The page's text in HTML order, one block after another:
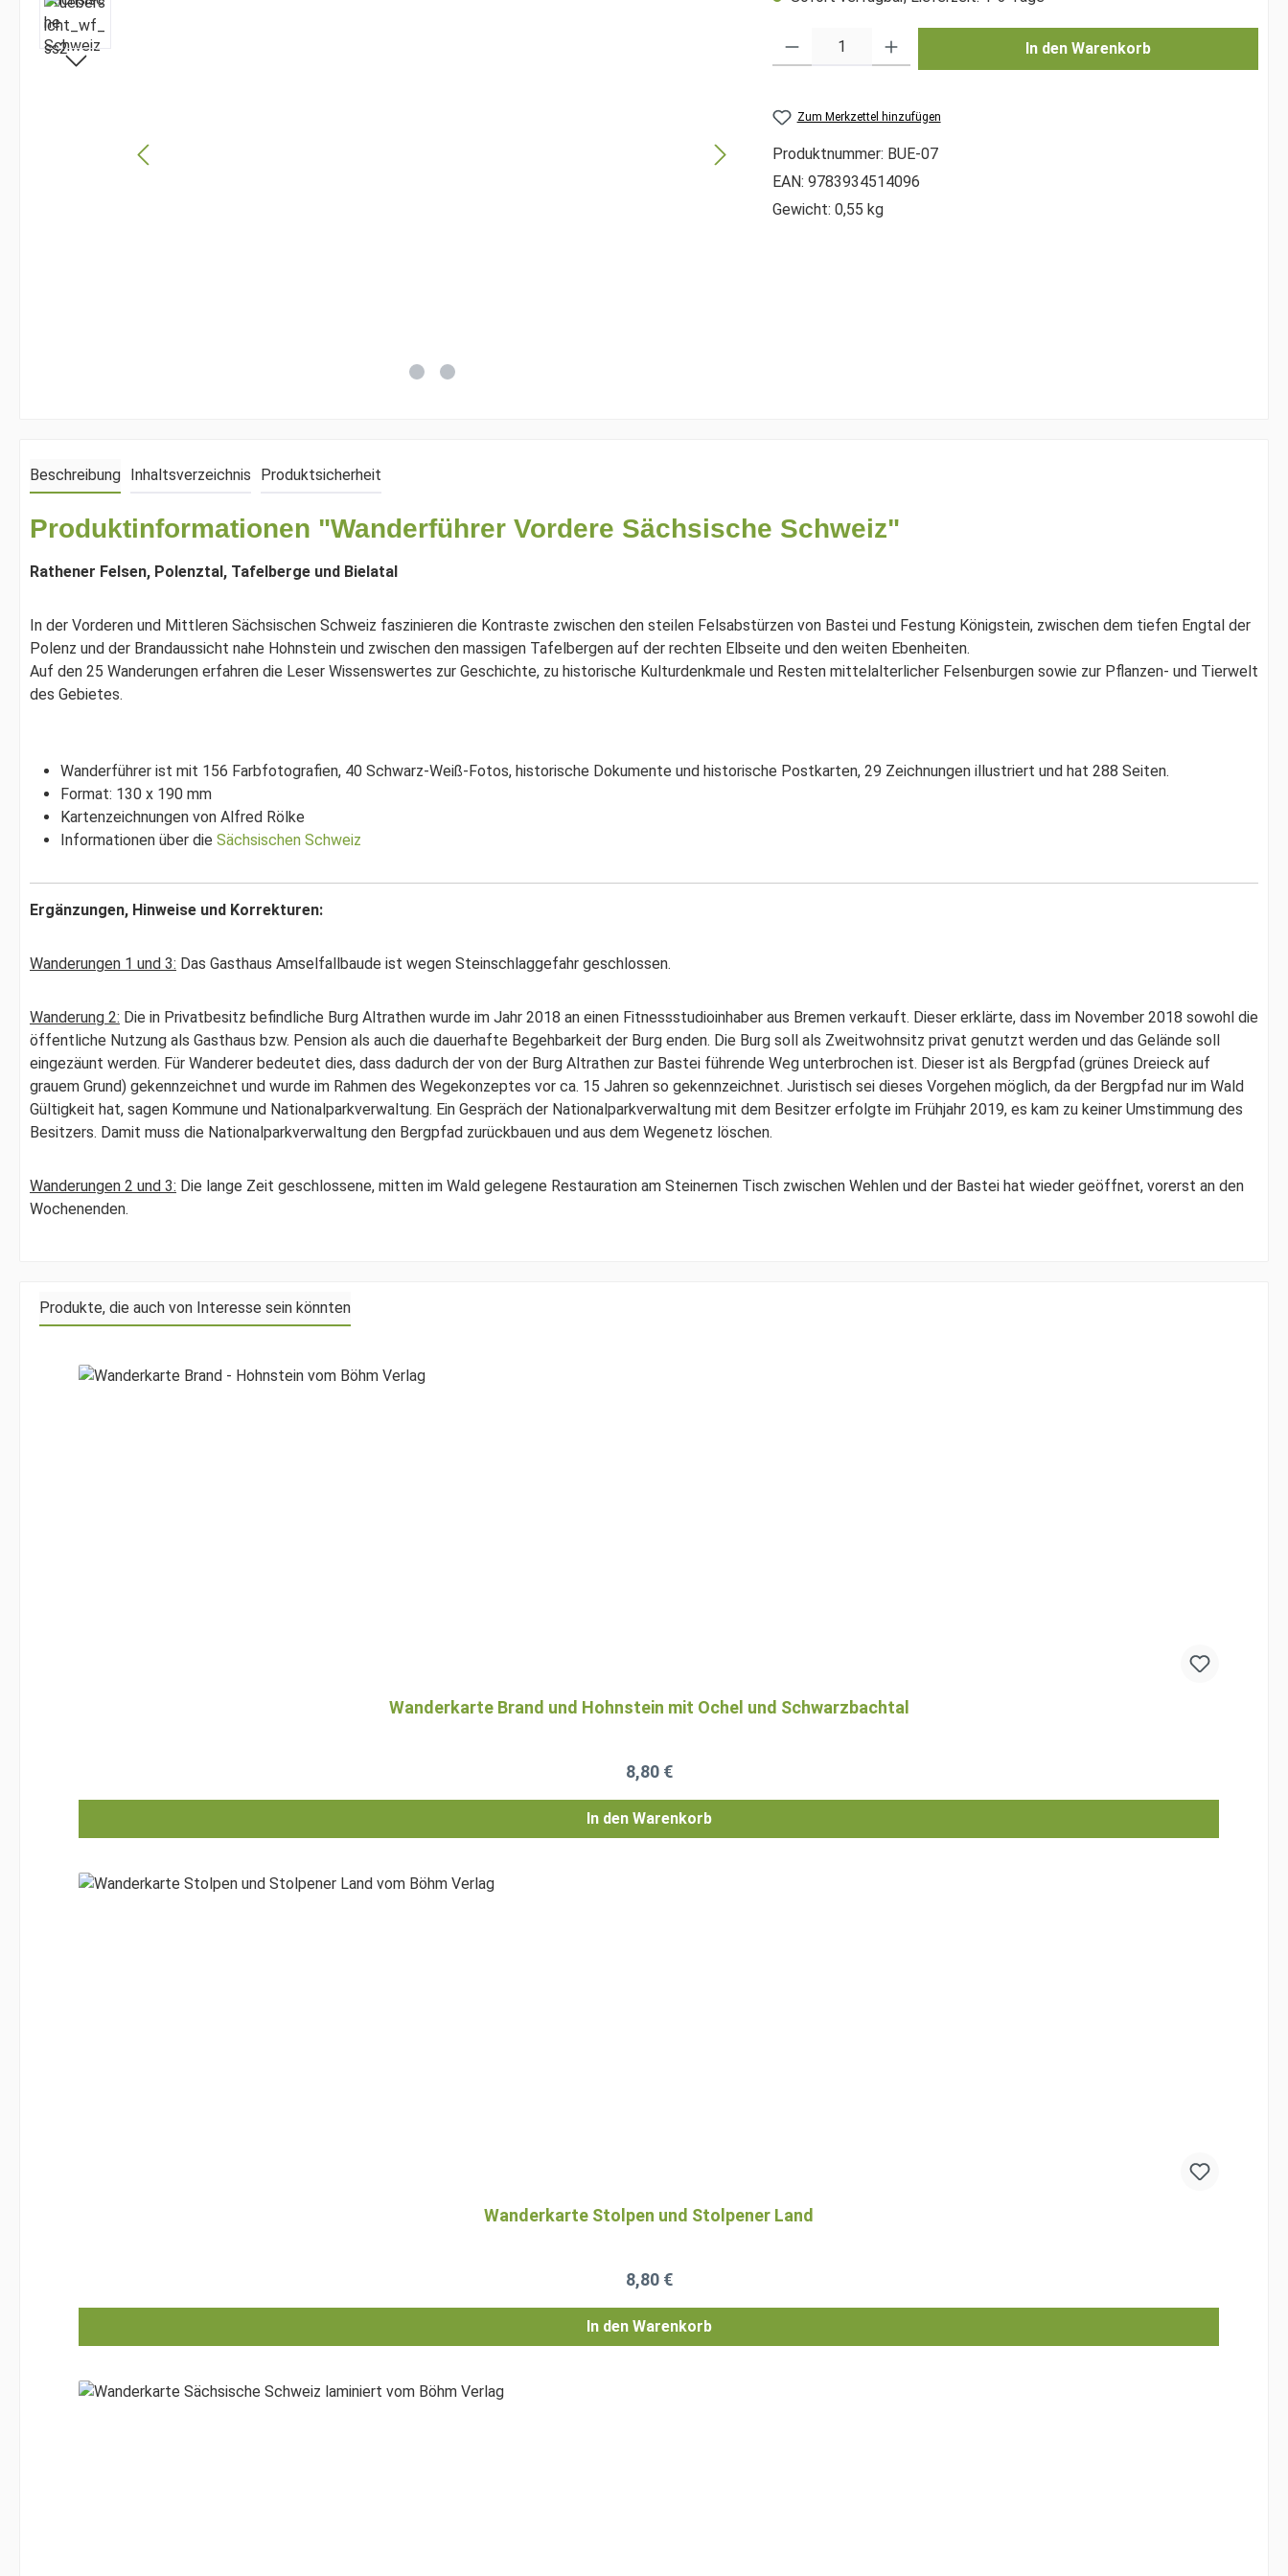
In den Warenkorb
Zum Merkzettel hinzufügen
Produktnummer: BUE-07
EAN:9783934514096
Gewicht:0,55 kg
Beschreibung Inhaltsverzeichnis Produktsicherheit
Produktinformationen "Wanderführer Vordere Sächsische Schweiz"
Rathener Felsen, Polenztal, Tafelberge und Bielatal
In der Vorderen und Mittleren Sächsischen Schweiz faszinieren die Kontraste zwischen den steilen Felsabstürzen von Bastei und Festung Königstein, zwischen dem tiefen Engtal der
Polenz und der Brandaussicht nahe Hohnstein und zwischen den massigen Tafelbergen auf der rechten Elbseite und den weiten Ebenheiten.
Auf den 25 Wanderungen erfahren die Leser Wissenswertes zur Geschichte, zu historische Kulturdenkmale und Resten mittelalterlicher Felsenburgen sowie zur Pflanzen- und Tierwelt
des Gebietes.
Wanderführer ist mit 156 Farbfotografien, 40 Schwarz-Weiß-Fotos, historische Dokumente und historische Postkarten, 29 Zeichnungen illustriert und hat 288 Seiten.
Format: 130 x 190 mm
Kartenzeichnungen von Alfred Rölke
Informationen über die Sächsischen Schweiz
Ergänzungen, Hinweise und Korrekturen:
Wanderungen 1 und 3: Das Gasthaus Amselfallbaude ist wegen Steinschlaggefahr geschlossen.
Wanderung 2: Die in Privatbesitz befindliche Burg Altrathen wurde im Jahr 2018 an einen Fitnessstudioinhaber aus Bremen verkauft. Dieser erklärte, dass im November 2018 sowohl die
öffentliche Nutzung als Gasthaus bzw. Pension als auch die dauerhafte Begehbarkeit der Burg enden. Die Burg soll als Zweitwohnsitz privat genutzt werden und das Gelände soll
eingezäunt werden. Für Wanderer bedeutet dies, dass dadurch der von der Burg Altrathen zur Bastei führende Weg unterbrochen ist. Dieser ist als Bergpfad (grünes Dreieck auf
grauem Grund) gekennzeichnet und wurde im Rahmen des Wegekonzeptes vor ca. 15 Jahren so gekennzeichnet. Juristisch sei dieses Vorgehen möglich, da der Bergpfad nur im Wald
Gültigkeit hat, sagen Kommune und Nationalparkverwaltung. Ein Gespräch der Nationalparkverwaltung mit dem Besitzer erfolgte im Frühjahr 2019, es kam zu keiner Umstimmung des
Besitzers. Damit muss die Nationalparkverwaltung den Bergpfad zurückbauen und aus dem Wegenetz löschen.
Wanderungen 2 und 3: Die lange Zeit geschlossene, mitten im Wald gelegene Restauration am Steinernen Tisch zwischen Wehlen und der Bastei hat wieder geöffnet, vorerst an den
Wochenenden.
Produkte, die auch von Interesse sein könnten
Wanderkarte Brand und Hohnstein mit Ochel und Schwarzbachtal
Regulärer Preis:
8,80 €
In den Warenkorb
Wanderkarte Stolpen und Stolpener Land
Regulärer Preis:
8,80 €
In den Warenkorb